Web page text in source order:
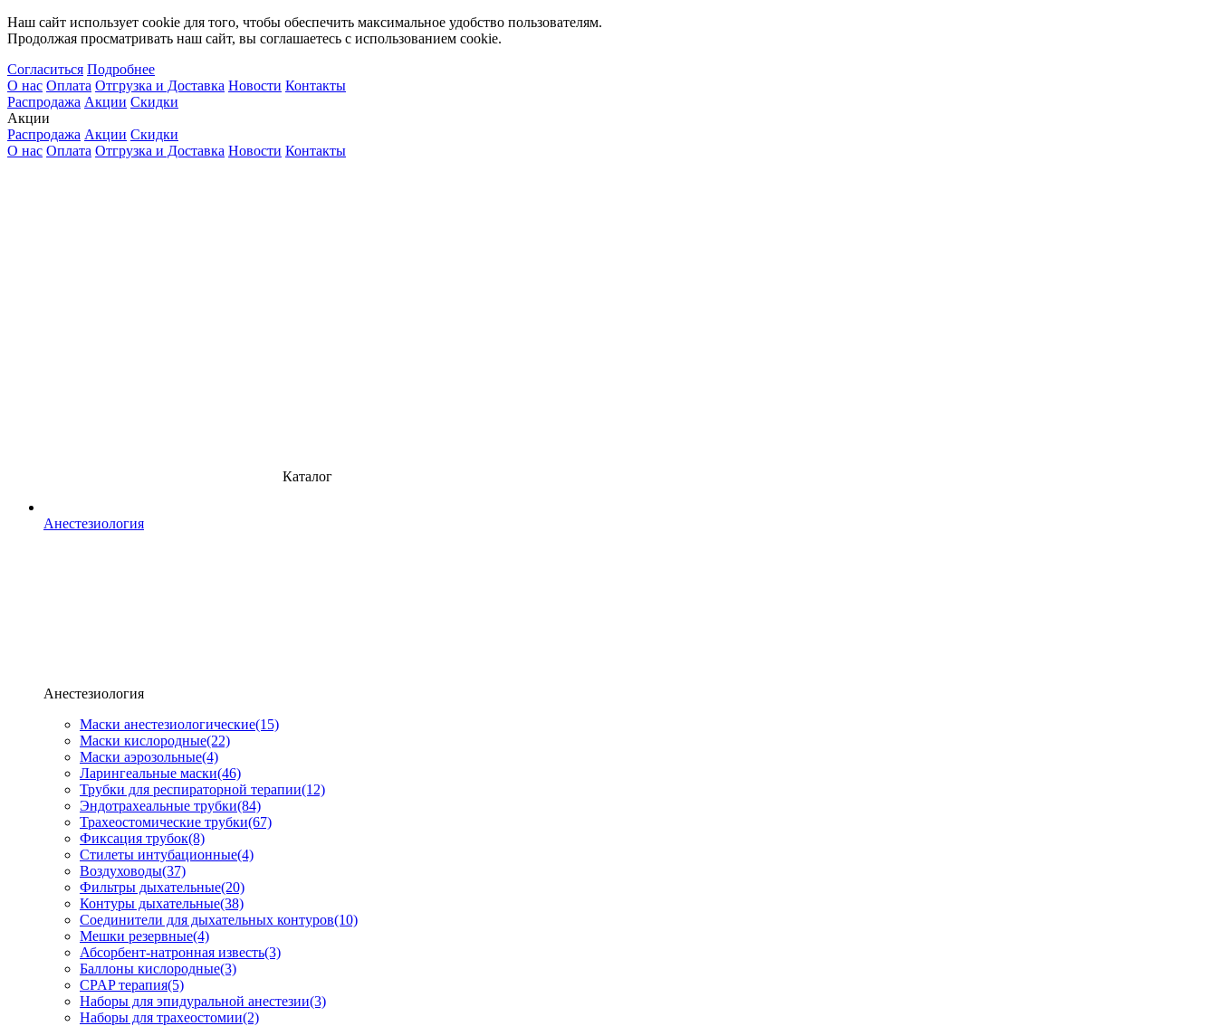
Наш сайт использует cookie для того, чтобы обеспечить максимальное удобство пользователям.
Продолжая просматривать наш сайт, вы соглашаетесь с использованием cookie.
Согласиться Подробнее
О нас Оплата Отгрузка и Доставка Новости Контакты
Распродажа Акции Скидки
Акции
Распродажа Акции Скидки
О нас Оплата Отгрузка и Доставка Новости Контакты
Каталог
Анестезиология
Анестезиология
Маски анестезиологические(15)
Маски кислородные(22)
Маски аэрозольные(4)
Ларингеальные маски(46)
Трубки для респираторной терапии(12)
Эндотрахеальные трубки(84)
Трахеостомические трубки(67)
Фиксация трубок(8)
Стилеты интубационные(4)
Воздуховоды(37)
Фильтры дыхательные(20)
Контуры дыхательные(38)
Соединители для дыхательных контуров(10)
Мешки резервные(4)
Абсорбент-натронная известь(3)
Баллоны кислородные(3)
CPAP терапия(5)
Наборы для эпидуральной анестезии(3)
Наборы для трахеостомии(2)